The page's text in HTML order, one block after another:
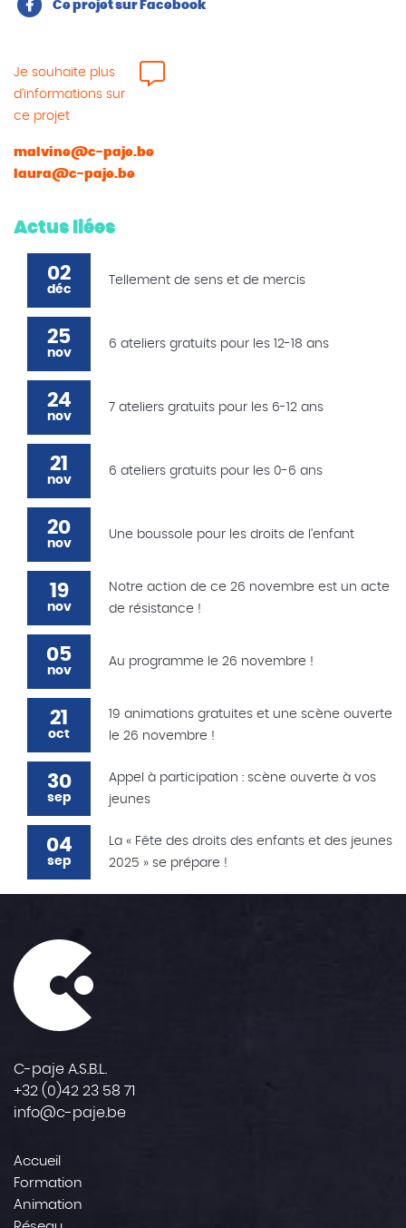
Ce projet sur Facebook
Je souhaite plus
d'informations sur
ce projet
malvine@c-paje.be
laura@c-paje.be
Actus liées
02
déc
Tellement de sens et de mercis
25
nov
6 ateliers gratuits pour les 12-18 ans
24
nov
7 ateliers gratuits pour les 6-12 ans
21
nov
6 ateliers gratuits pour les 0-6 ans
20
nov
Une boussole pour les droits de l'enfant
19
nov
Notre action de ce 26 novembre est un acte
de résistance !
05
nov
Au programme le 26 novembre !
21
oct
19 animations gratuites et une scène ouverte
le 26 novembre !
30
sep
Appel à participation : scène ouverte à vos
jeunes
04
sep
La « Fête des droits des enfants et des jeunes
2025 » se prépare !
C-paje A.S.B.L.
+32 (0)42 23 58 71
info@c-paje.be
Accueil
Formation
Animation